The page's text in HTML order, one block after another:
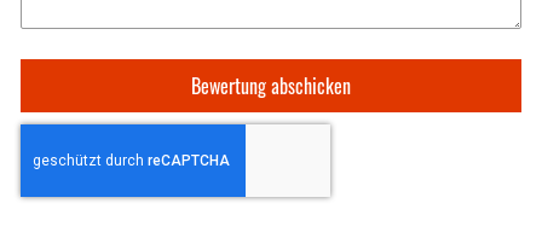
Bewertung abschicken